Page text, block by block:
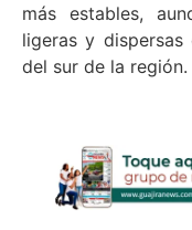
más estables,
ligeras y
del sur de la región.